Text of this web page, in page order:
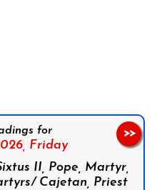
for
Friday
II, Pope, Martyr,
Cajetan, Priest
>>